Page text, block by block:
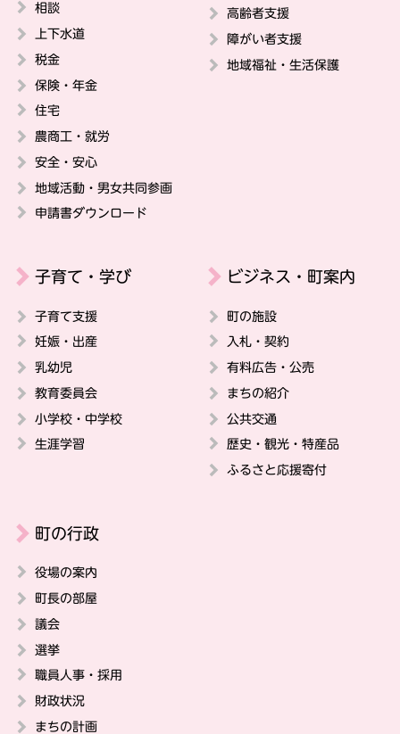
相談
上下水道
税金
保険・年金
住宅
農商工・就労
安全・安心
地域活動・男女共同参画
申請書ダウンロード
高齢者支援
障がい者支援
地域福祉・生活保護
子育て・学び
子育て支援
妊娠・出産
乳幼児
教育委員会
小学校・中学校
生涯学習
ビジネス・町案内
町の施設
入札・契約
有料広告・公売
まちの紹介
公共交通
歴史・観光・特産品
ふるさと応援寄付
町の行政
役場の案内
町長の部屋
議会
選挙
職員人事・採用
財政状況
まちの計画